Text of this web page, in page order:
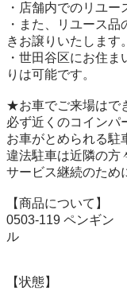
・店舗内でのリユー
・また、リユース
きお譲りいたします。
・世田谷区にお住
りは可能です。
★お車でご来場はで
必ず近くのコインパ
お車がとめられる駐
違法駐車は近隣の方
サービス継続のため
【商品について】
0503-119 ペンギン
ル
【状態】